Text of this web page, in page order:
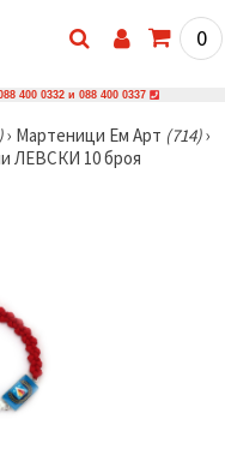
0
400 0332 и 088 400 0337
› Мартеници Ем Арт (714)›
ЛЕВСКИ 10 броя